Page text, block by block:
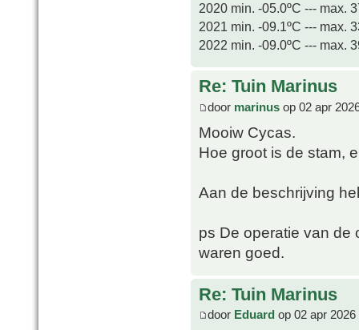
2020 min. -05.0ºC --- max.
2021 min. -09.1ºC --- max.
2022 min. -09.0ºC --- max.
Re: Tuin Marinus
door marinus op 02 apr
Mooiw Cycas.
Hoe groot is de stam,
Aan de beschrijving
ps De operatie van de
waren goed.
Re: Tuin Marinus
door Eduard op 02 apr 2026